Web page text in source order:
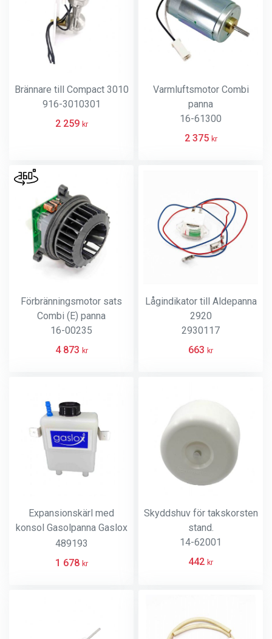
Brännare till Compact 3010
916-3010301
2 259 kr
Varmluftsmotor Combi
panna
16-61300
2 375 kr
Förbränningsmotor sats
Combi (E) panna
16-00235
4 873 kr
Lågindikator till Aldepanna
2920
2930117
663 kr
Expansionskärl med
konsol Gasolpanna Gaslox
AV1
489193
1 678 kr
Skyddshuv för takskorsten
stand.
14-62001
442 kr